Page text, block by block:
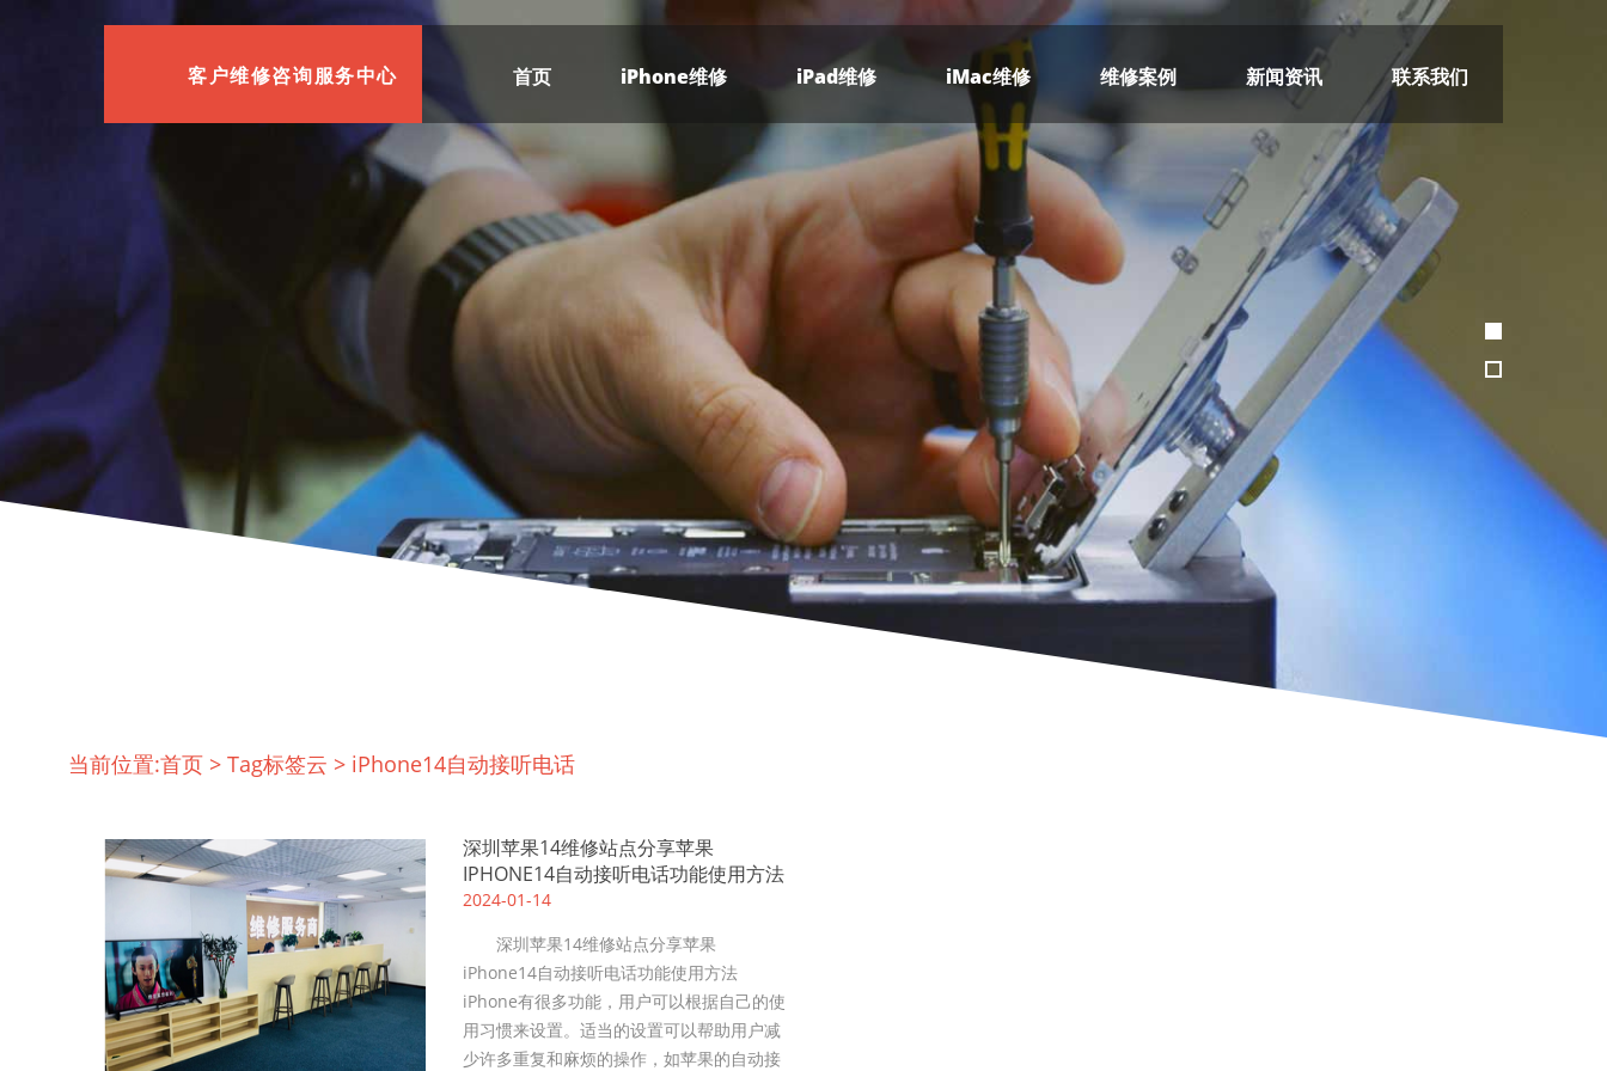
客户维修咨询服务中心 首页 iPhone维修 iPad维修 iMac维修 维修案例 新闻资讯 联系我们
当前位置:首页 > Tag标签云 > iPhone14自动接听电话
深圳苹果14维修站点分享苹果
IPHONE14自动接听电话功能使用方法
2024-01-14
深圳苹果14维修站点分享苹果
iPhone14自动接听电话功能使用方法
iPhone有很多功能，用户可以根据自己的使
用习惯来设置。适当的设置可以帮助用户减
少许多重复和麻烦的操作，如苹果的自动接